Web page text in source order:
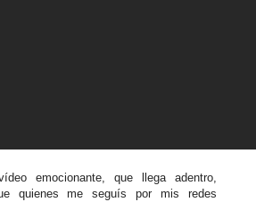
emocionante, que llega adentro,
quienes me seguís por mis redes